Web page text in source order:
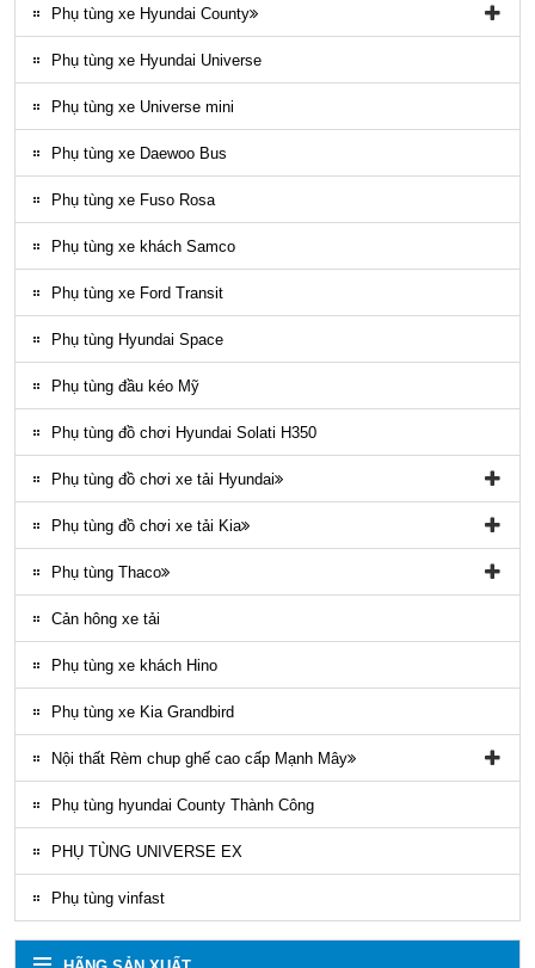
Phụ tùng xe Hyundai County
Phụ tùng vỏ xe County
Phụ kiện ghế county
Gioăng County
Phụ tùng gầm máy County
Ốp nhựa ngoại thất County
ĐÈN LED COUNTY
Nội thất County
Ngoại thất County
Phụ tùng điều hòa County
Phụ tùng xe Hyundai Universe
Phụ tùng xe Universe mini
Phụ tùng xe Daewoo Bus
Phụ tùng xe Fuso Rosa
Phụ tùng xe khách Samco
Phụ tùng xe Ford Transit
Phụ tùng Hyundai Space
Phụ tùng đầu kéo Mỹ
Phụ tùng đồ chơi Hyundai Solati H350
Phụ tùng đồ chơi xe tải Hyundai
Phụ tùng đồ chơi xe tải Hyundai HD65, HD72
Phụ tùng Trago
Phụ tung hyundai mighty ex8
Phụ tùng đồ chơi xe tải Kia
Phụ tùng đồ chơi kia Bongo
Phụ tùng Kia K3000
Phụ tùng Thaco
Phụ tùng vỏ xe khách Thaco
Phụ tùng gầm máy xe khách Thaco
Cản hông xe tải
Phụ tùng xe khách Hino
Phụ tùng xe Kia Grandbird
Nội thất Rèm chup ghế cao cấp Mạnh Mây
Rèm áo ghế xe County Mạnh Mây
Phụ tùng hyundai County Thành Công
PHỤ TÙNG UNIVERSE EX
Phụ tùng vinfast